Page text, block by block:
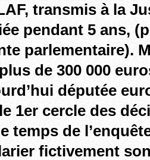
transmis à la
pendant 5 ans,
parlementaire).
de 300 000
députée
1er cercle des
temps de
fictivement